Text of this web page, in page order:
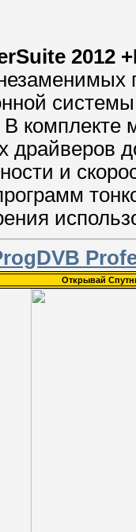
2012
комплекте
дpайвepов
и
Открывай